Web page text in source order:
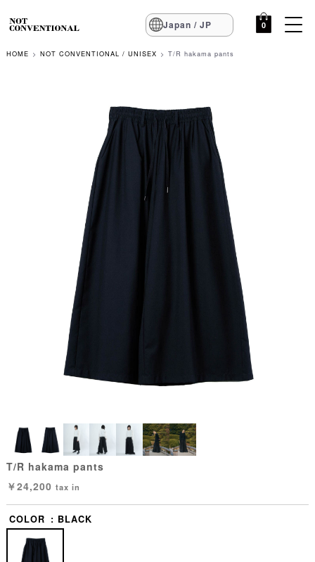
Japan / JP 0
HOME NOT CONVENTIONAL / UNISEX T/R hakama pants
T/R hakama pants
￥24,200 tax in
COLOR BLACK